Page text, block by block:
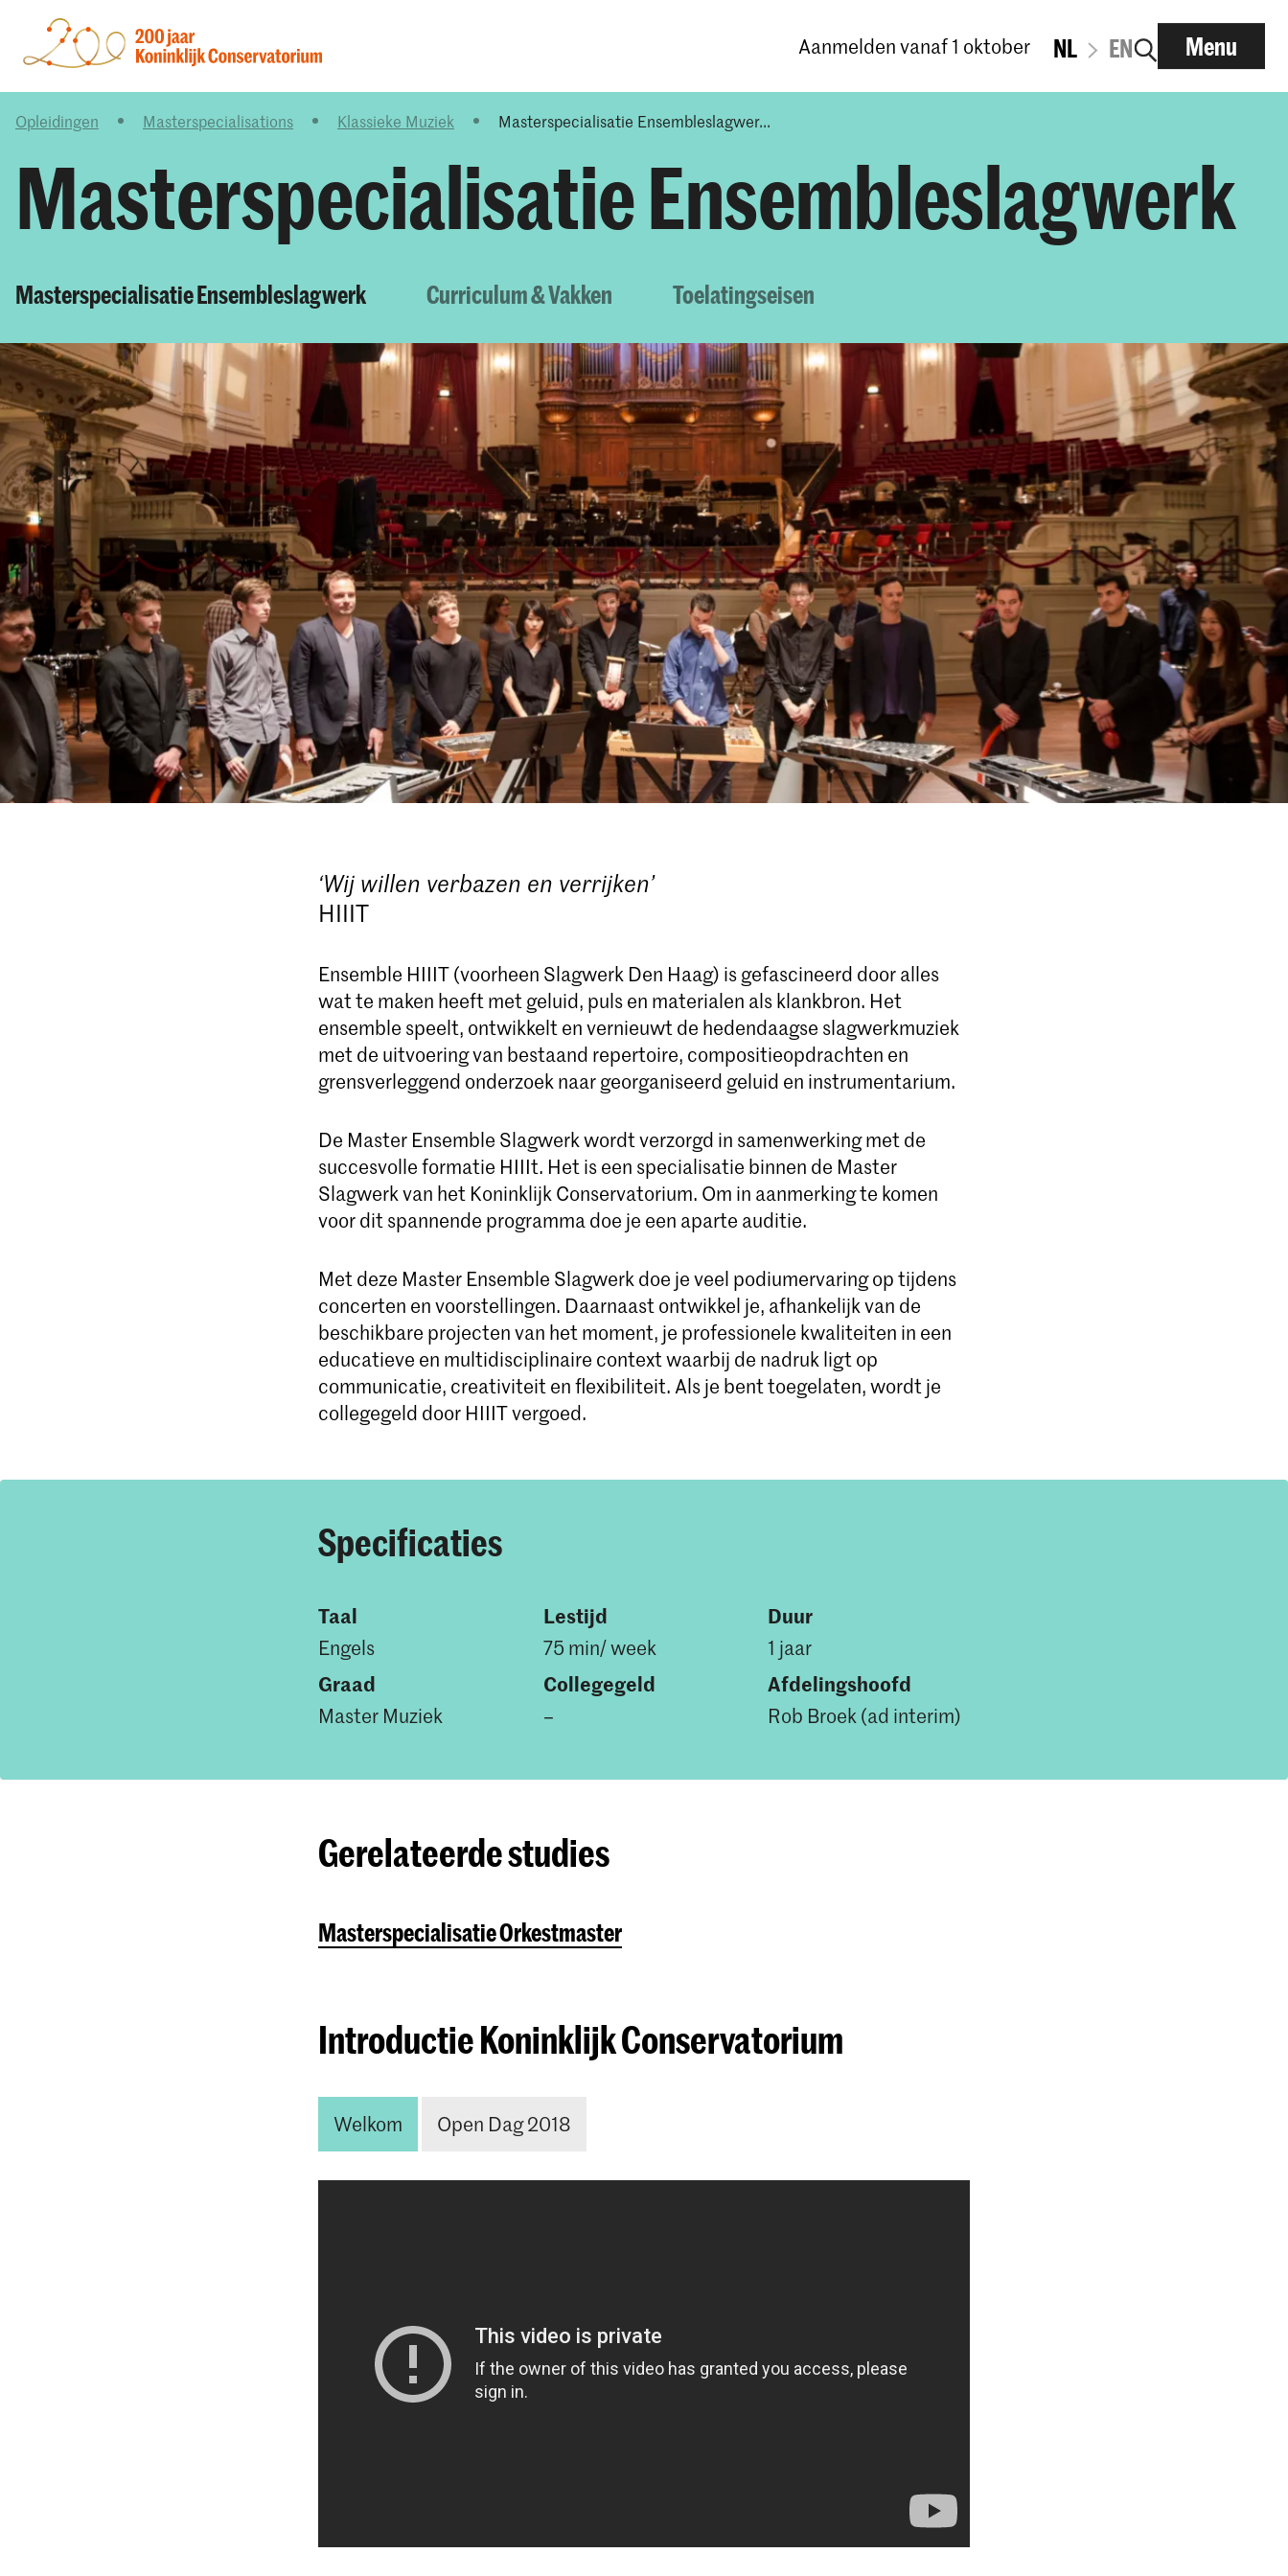
Aanmelden vanaf 1 oktober NL EN Menu
Opleidingen Masterspecialisations Klassieke Muziek Masterspecialisatie Ensembleslagwer...
Masterspecialisatie Ensembleslagwerk
Masterspecialisatie Ensembleslagwerk Curriculum & Vakken Toelatingseisen
‘Wij willen verbazen en verrijken’
HIIIT
Ensemble HIIIT (voorheen Slagwerk Den Haag) is gefascineerd door alles
wat te maken heeft met geluid, puls en materialen als klankbron. Het
ensemble speelt, ontwikkelt en vernieuwt de hedendaagse slagwerkmuziek
met de uitvoering van bestaand repertoire, compositieopdrachten en
grensverleggend onderzoek naar georganiseerd geluid en instrumentarium.
De Master Ensemble Slagwerk wordt verzorgd in samenwerking met de
succesvolle formatie HIIIt. Het is een specialisatie binnen de Master
Slagwerk van het Koninklijk Conservatorium. Om in aanmerking te komen
voor dit spannende programma doe je een aparte auditie.
Met deze Master Ensemble Slagwerk doe je veel podiumervaring op tijdens
concerten en voorstellingen. Daarnaast ontwikkel je, afhankelijk van de
beschikbare projecten van het moment, je professionele kwaliteiten in een
educatieve en multidisciplinaire context waarbij de nadruk ligt op
communicatie, creativiteit en flexibiliteit. Als je bent toegelaten, wordt je
collegegeld door HIIIT vergoed.
Specificaties
Taal
Engels
Lestijd
75 min/ week
Duur
1 jaar
Graad
Master Muziek
Collegegeld
–
Afdelingshoofd
Rob Broek (ad interim)
Gerelateerde studies
Masterspecialisatie Orkestmaster
Introductie Koninklijk Conservatorium
Welkom Open Dag 2018